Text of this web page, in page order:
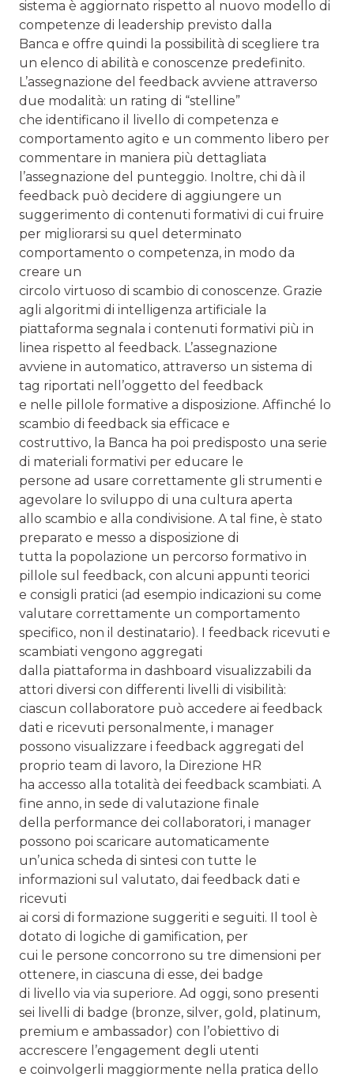
sistema è aggiornato rispetto al nuovo modello di
competenze di leadership previsto dalla
Banca e offre quindi la possibilità di scegliere tra
un elenco di abilità e conoscenze predefinito.
L’assegnazione del feedback avviene attraverso
due modalità: un rating di “stelline”
che identificano il livello di competenza e
comportamento agito e un commento libero per
commentare in maniera più dettagliata
l’assegnazione del punteggio. Inoltre, chi dà il
feedback può decidere di aggiungere un
suggerimento di contenuti formativi di cui fruire
per migliorarsi su quel determinato
comportamento o competenza, in modo da
creare un
circolo virtuoso di scambio di conoscenze. Grazie
agli algoritmi di intelligenza artificiale la
piattaforma segnala i contenuti formativi più in
linea rispetto al feedback. L’assegnazione
avviene in automatico, attraverso un sistema di
tag riportati nell’oggetto del feedback
e nelle pillole formative a disposizione. Affinché lo
scambio di feedback sia efficace e
costruttivo, la Banca ha poi predisposto una serie
di materiali formativi per educare le
persone ad usare correttamente gli strumenti e
agevolare lo sviluppo di una cultura aperta
allo scambio e alla condivisione. A tal fine, è stato
preparato e messo a disposizione di
tutta la popolazione un percorso formativo in
pillole sul feedback, con alcuni appunti teorici
e consigli pratici (ad esempio indicazioni su come
valutare correttamente un comportamento
specifico, non il destinatario). I feedback ricevuti e
scambiati vengono aggregati
dalla piattaforma in dashboard visualizzabili da
attori diversi con differenti livelli di visibilità:
ciascun collaboratore può accedere ai feedback
dati e ricevuti personalmente, i manager
possono visualizzare i feedback aggregati del
proprio team di lavoro, la Direzione HR
ha accesso alla totalità dei feedback scambiati. A
fine anno, in sede di valutazione finale
della performance dei collaboratori, i manager
possono poi scaricare automaticamente
un’unica scheda di sintesi con tutte le
informazioni sul valutato, dai feedback dati e
ricevuti
ai corsi di formazione suggeriti e seguiti. Il tool è
dotato di logiche di gamification, per
cui le persone concorrono su tre dimensioni per
ottenere, in ciascuna di esse, dei badge
di livello via via superiore. Ad oggi, sono presenti
sei livelli di badge (bronze, silver, gold, platinum,
premium e ambassador) con l’obiettivo di
accrescere l’engagement degli utenti
e coinvolgerli maggiormente nella pratica dello